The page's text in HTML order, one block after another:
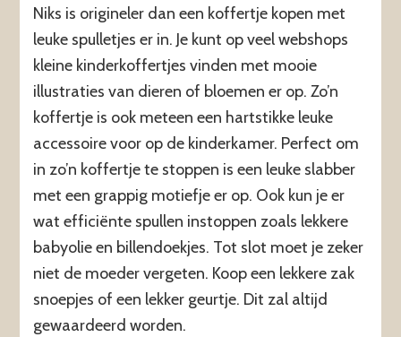
Niks is origineler dan een koffertje kopen met
leuke spulletjes er in. Je kunt op veel webshops
kleine kinderkoffertjes vinden met mooie
illustraties van dieren of bloemen er op. Zo’n
koffertje is ook meteen een hartstikke leuke
accessoire voor op de kinderkamer. Perfect om
in zo’n koffertje te stoppen is een leuke slabber
met een grappig motiefje er op. Ook kun je er
wat efficiënte spullen instoppen zoals lekkere
babyolie en billendoekjes. Tot slot moet je zeker
niet de moeder vergeten. Koop een lekkere zak
snoepjes of een lekker geurtje. Dit zal altijd
gewaardeerd worden.